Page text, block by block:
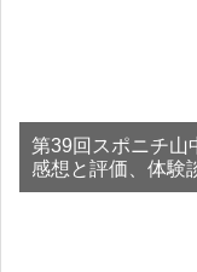
第39回スポニチ山
感想と評価、体験